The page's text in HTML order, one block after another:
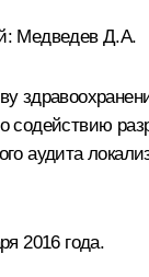
Медведев Д.А.
содействию
аудита
2016 года.